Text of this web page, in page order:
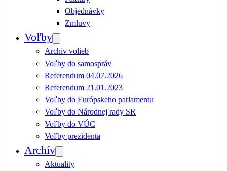
Objednávky
Zmluvy
Voľby
Archív volieb
Voľby do samospráv
Referendum 04.07.2026
Referendum 21.01.2023
Voľby do Európskeho parlamentu
Voľby do Národnej rady SR
Voľby do VÚC
Voľby prezidenta
Archív
Aktuality